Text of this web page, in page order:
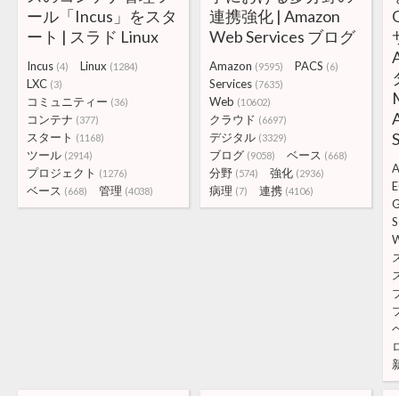
ール「Incus」をスタ
ート | スラド Linux
Incus (4) Linux (1284)
LXC (3)
コミュニティー (36)
コンテナ (377)
スタート (1168)
ツール (2914)
プロジェクト (1276)
ベース (668) 管理 (4038)
連携強化 | Amazon
Web Services ブログ
Amazon (9595) PACS (6)
Services (7635)
Web (10602)
クラウド (6697)
デジタル (3329)
ブログ (9058) ベース (668)
分野 (574) 強化 (2936)
病理 (7) 連携 (4106)